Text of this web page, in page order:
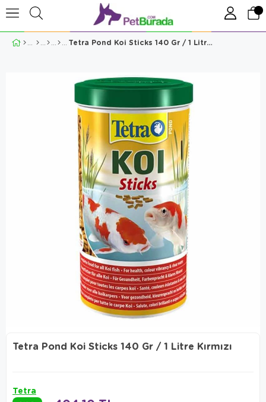
Tetra Pond Koi Sticks 140 Gr / 1 Litre Kırmızı
Tetra Pond Koi Sticks 140 Gr / 1 Litre Kırmızı
Tetra